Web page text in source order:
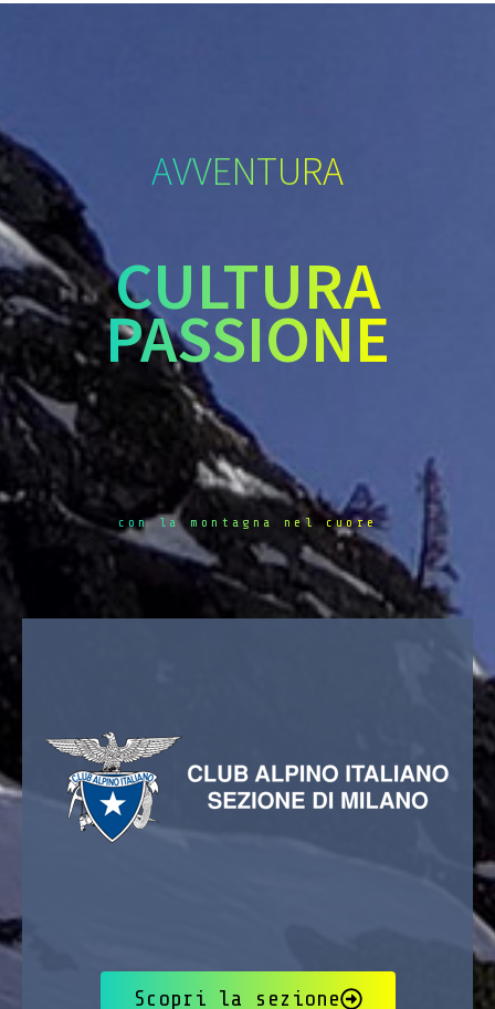
AVVENTURA
CULTURA
PASSIONE
con la montagna nel cuore
Scopri la sezione